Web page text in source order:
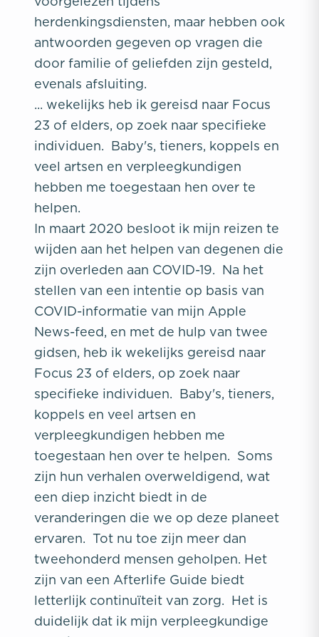
herdenkingsdiensten, maar hebben ook
antwoorden gegeven op vragen die
door familie of geliefden zijn gesteld,
evenals afsluiting.
... wekelijks heb ik gereisd naar Focus
23 of elders, op zoek naar specifieke
individuen. Baby's, tieners, koppels en
veel artsen en verpleegkundigen
hebben me toegestaan hen over te
helpen.
In maart 2020 besloot ik mijn reizen te
wijden aan het helpen van degenen die
zijn overleden aan COVID-19. Na het
stellen van een intentie op basis van
COVID-informatie van mijn Apple
News-feed, en met de hulp van twee
gidsen, heb ik wekelijks gereisd naar
Focus 23 of elders, op zoek naar
specifieke individuen. Baby's, tieners,
koppels en veel artsen en
verpleegkundigen hebben me
toegestaan hen over te helpen. Soms
zijn hun verhalen overweldigend, wat
een diep inzicht biedt in de
veranderingen die we op deze planeet
ervaren. Tot nu toe zijn meer dan
tweehonderd mensen geholpen. Het
zijn van een Afterlife Guide biedt
letterlijk continuïteit van zorg. Het is
duidelijk dat ik mijn verpleegkundige